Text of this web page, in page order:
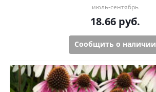
июль-сентябрь
18.66руб.
Сообщить о наличии